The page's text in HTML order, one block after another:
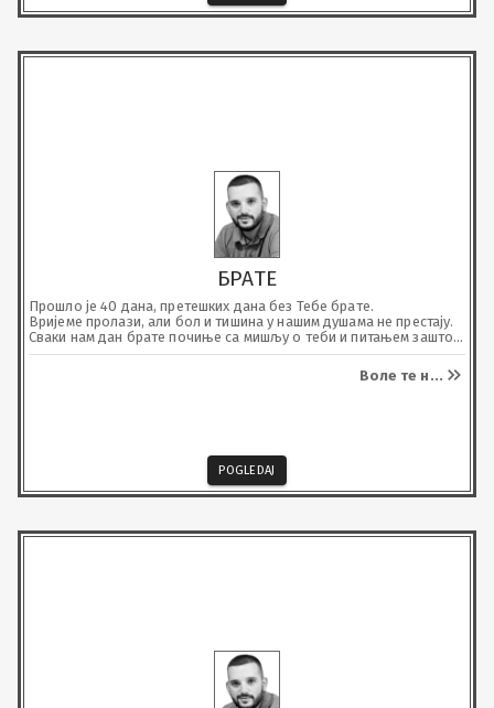
БРАТЕ
Прошло је 40 дана, претешких дана без Тебе брате.
Вријеме пролази, али бол и тишина у нашим душама не престају.
Сваки нам дан брате почиње са мишљу о теби и питањем зашто
си морао да одеш тако рано. Кад си почео да живиш живот
Био си нам, брате, заштитник, наш понос и наш ослонац. Воле те н ...
POGLEDAJ